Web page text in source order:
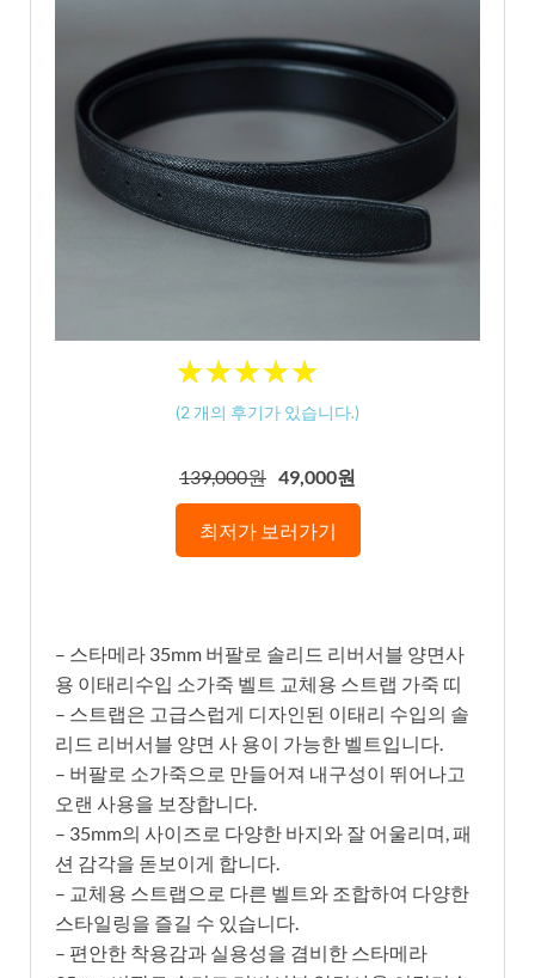
★★★★★
★★★★★
(2 개의 후기가 있습니다.)
139,000원 49,000원
최저가 보러가기
– 스타메라 35mm 버팔로 솔리드 리버서블 양면사
용 이태리수입 소가죽 벨트 교체용 스트랩 가죽 띠
– 스트랩은 고급스럽게 디자인된 이태리 수입의 솔
리드 리버서블 양면 사 용이 가능한 벨트입니다.
– 버팔로 소가죽으로 만들어져 내구성이 뛰어나고
오랜 사용을 보장합니다.
– 35mm의 사이즈로 다양한 바지와 잘 어울리며, 패
션 감각을 돋보이게 합니다.
– 교체용 스트랩으로 다른 벨트와 조합하여 다양한
스타일링을 즐길 수 있습니다.
– 편안한 착용감과 실용성을 겸비한 스타메라